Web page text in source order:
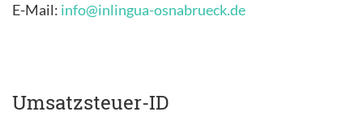
E-Mail: info@inlingua-osnabrueck.de
Umsatzsteuer-ID